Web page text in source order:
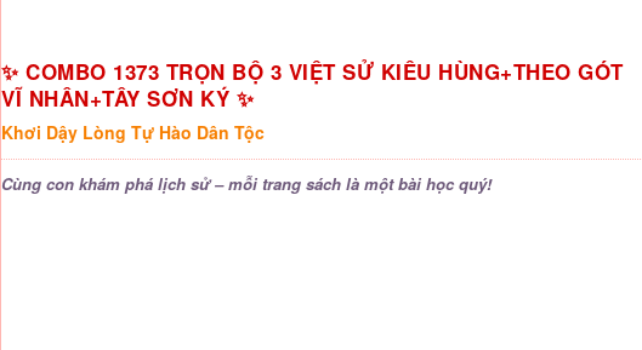
✨ COMBO 1373 TRỌN BỘ 3 VIỆT SỬ KIÊU HÙNG+THEO GÓT
VĨ NHÂN+TÂY SƠN KÝ ✨
Khơi Dậy Lòng Tự Hào Dân Tộc
Cùng con khám phá lịch sử – mỗi trang sách là một bài học quý!